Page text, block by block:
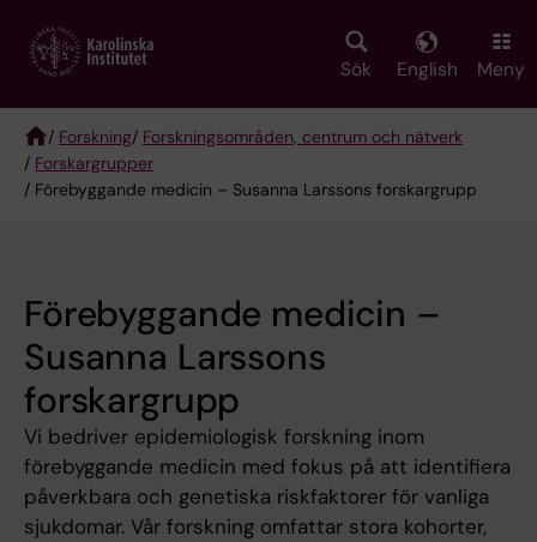
main
Sök English Meny
Breadcrumb
/ Forskning/ Forskningsområden, centrum och nätverk
/ Forskargrupper
/ Förebyggande medicin – Susanna Larssons forskargrupp
Förebyggande medicin –
Susanna Larssons
forskargrupp
Vi bedriver epidemiologisk forskning inom
förebyggande medicin med fokus på att identifiera
påverkbara och genetiska riskfaktorer för vanliga
sjukdomar. Vår forskning omfattar stora kohorter,